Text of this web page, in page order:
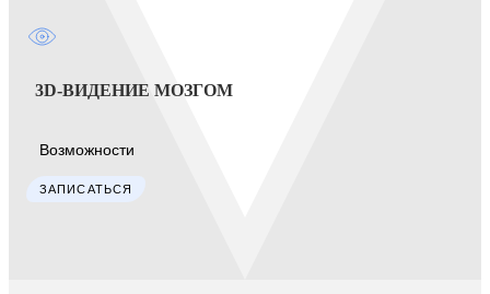
3D-ВИДЕНИЕ МОЗГОМ
Возможности
ЗАПИСАТЬСЯ